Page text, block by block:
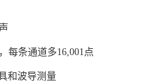
每条通道多16,001点
和波导测量